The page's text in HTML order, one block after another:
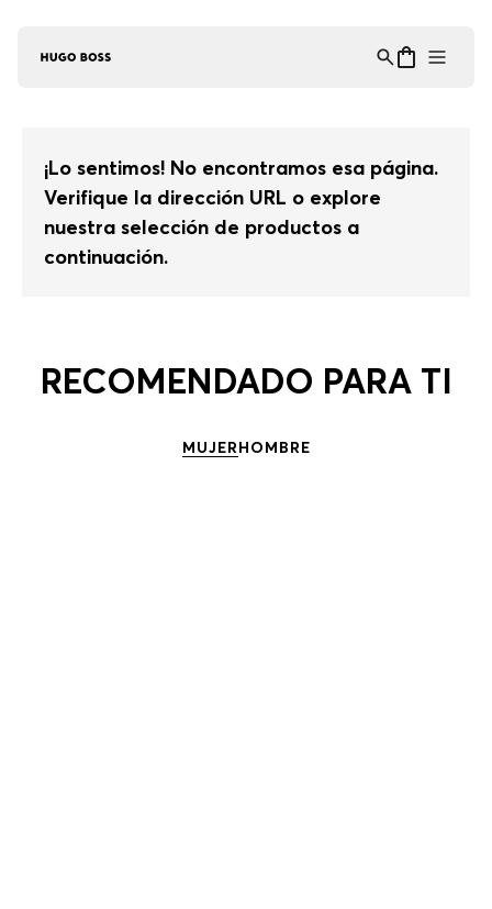
¡Lo sentimos! No encontramos esa página.
Verifique la dirección URL o explore
nuestra selección de productos a
continuación.
RECOMENDADO PARA TI
MUJERHOMBRE
Asistente Virtual
en línea ⋮